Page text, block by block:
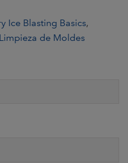
Ice Blasting Basics,
Limpieza de Moldes